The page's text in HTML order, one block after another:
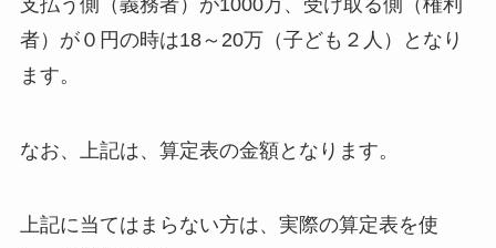
者）が０円の時は18～20万（子ども２人）となり
ます。
なお、上記は、算定表の金額となります。
上記に当てはまらない方は、実際の算定表を使